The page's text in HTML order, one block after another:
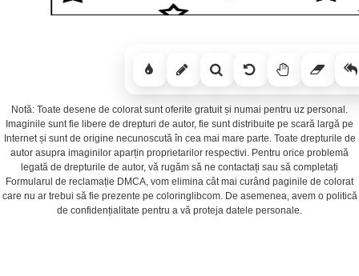
Notă: Toate desene de colorat sunt oferite gratuit și numai pentru uz personal.
Imaginile sunt fie libere de drepturi de autor, fie sunt distribuite pe scară largă pe
Internet și sunt de origine necunoscută în cea mai mare parte. Toate drepturile de
autor asupra imaginilor aparțin proprietarilor respectivi. Pentru orice problemă
legată de drepturile de autor, vă rugăm să ne contactați sau să completați
Formularul de reclamație DMCA, vom elimina cât mai curând paginile de colorat
care nu ar trebui să fie prezente pe coloringlibcom. De asemenea, avem o politică
de confidențialitate pentru a vă proteja datele personale.